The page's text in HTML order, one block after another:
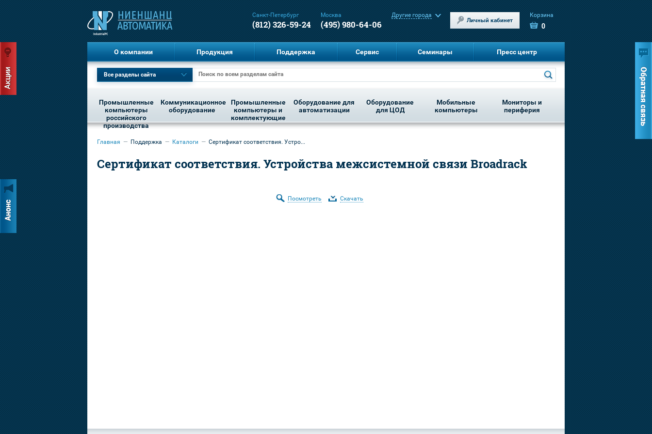
Санкт-Петербург
(812) 326-59-24
Москва
(495) 980-64-06
Другие города
Личный кабинет
Корзина
0
О компании Продукция Поддержка Сервис Семинары Пресс центр
Все разделы сайта
Промышленные
компьютеры
российского
производства
Коммуникационное
оборудование
Промышленные
компьютеры и
комплектующие
Оборудование для
автоматизации
Оборудование
для ЦОД
Мобильные
компьютеры
Мониторы и
периферия
Главная — Поддержка — Каталоги — Сертификат соответствия. Устро...
Сертификат соответствия. Устройства межсистемной связи Broadrack
Посмотреть Скачать